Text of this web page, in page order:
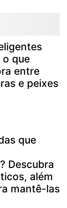
o que
entre
e peixes
que
Descubra
além
mantê-las